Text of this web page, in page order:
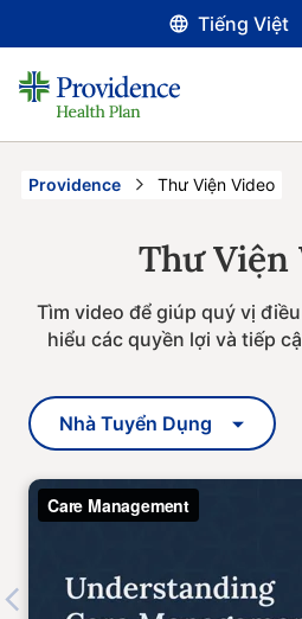
Tiếng Việt
Providence Current:
Thư Viện Video
Thư Viện
Tìm video để giúp quý vị
hiểu các quyền lợi và tiếp
Nhà Tuyển Dụng
Previous